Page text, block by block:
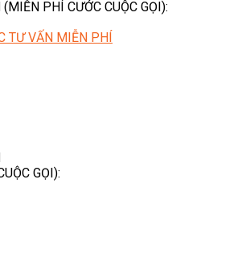
PHÍ CƯỚC CUỘC GỌI):
TƯ VẤN MIỄN PHÍ
GỌI):